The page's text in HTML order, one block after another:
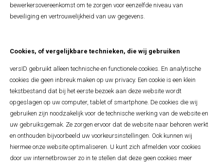
bewerkersovereenkomst om te zorgen voor eenzelfde niveau van
beveiliging en vertrouwelijkheid van uw gegevens.
Cookies, of vergelijkbare technieken, die wij gebruiken
versID gebruikt alleen technische en functionele cookies. En analytische
cookies die geen inbreuk maken op uw privacy. Een cookie is een klein
tekstbestand dat bij het eerste bezoek aan deze website wordt
opgeslagen op uw computer, tablet of smartphone. De cookies die wij
gebruiken zijn noodzakelijk voor de technische werking van de website en
uw gebruiksgemak. Ze zorgen ervoor dat de website naar behoren werkt
en onthouden bijvoorbeeld uw voorkeursinstellingen. Ook kunnen wij
hiermee onze website optimaliseren. U kunt zich afmelden voor cookies
door uw internetbrowser zo in te stellen dat deze geen cookies meer